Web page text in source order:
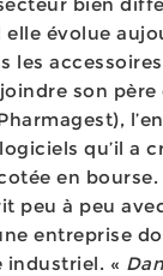
évolue
les
son père
qu’il a
en bourse.
peu à peu
entreprise
«